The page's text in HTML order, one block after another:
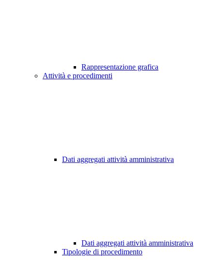
Rappresentazione grafica
Attività e procedimenti
Dati aggregati attività amministrativa
Dati aggregati attività amministrativa
Tipologie di procedimento